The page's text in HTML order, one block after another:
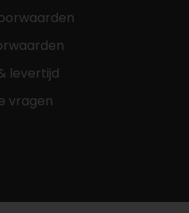
levertijd
vragen